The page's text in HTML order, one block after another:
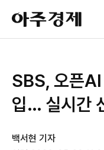
아
주
경
SBS, 오픈
입… 실시간
백서현 기자